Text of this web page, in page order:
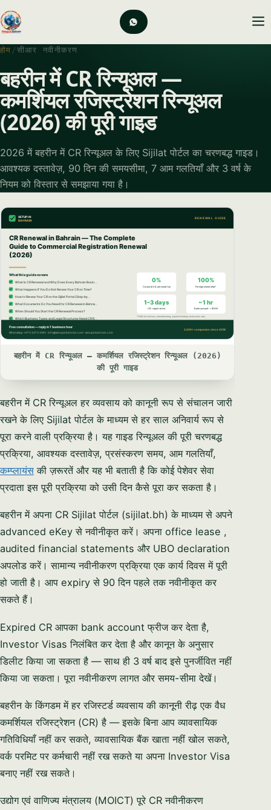
होम /सीआर नवीनीकरण
बहरीन में CR रिन्यूअल —
कमर्शियल रजिस्ट्रेशन रिन्यूअल
(2026) की पूरी गाइड
2026 में बहरीन में CR रिन्यूअल के लिए Sijilat पोर्टल का चरणबद्ध गाइड।
आवश्यक दस्तावेज़, 90 दिन की समयसीमा, 7 आम गलतियाँ और 3 वर्ष के
नियम को विस्तार से समझाया गया है।
बहरीन में CR रिन्यूअल — कमर्शियल रजिस्ट्रेशन रिन्यूअल (2026)
की पूरी गाइड
बहरीन में CR रिन्यूअल हर व्यवसाय को कानूनी रूप से संचालन जारी
रखने के लिए Sijilat पोर्टल के माध्यम से हर साल अनिवार्य रूप से
पूरा करने वाली प्रक्रिया है। यह गाइड रिन्यूअल की पूरी चरणबद्ध
प्रक्रिया, आवश्यक दस्तावेज़, प्रसंस्करण समय, आम गलतियाँ,
कम्प्लायंस की ज़रूरतें और यह भी बताती है कि कोई पेशेवर सेवा
प्रदाता इस पूरी प्रक्रिया को उसी दिन कैसे पूरा कर सकता है।
बहरीन में अपना CR Sijilat पोर्टल (sijilat.bh) के माध्यम से अपने
advanced eKey से नवीनीकृत करें। अपना office lease ,
audited financial statements और UBO declaration
अपलोड करें। सामान्य नवीनीकरण प्रक्रिया एक कार्य दिवस में पूरी
हो जाती है। आप expiry से 90 दिन पहले तक नवीनीकृत कर
सकते हैं।
Expired CR आपका bank account फ्रीज कर देता है,
Investor Visas निलंबित कर देता है और कानून के अनुसार
डिलीट किया जा सकता है — साथ ही 3 वर्ष बाद इसे पुनर्जीवित नहीं
किया जा सकता। पूरा नवीनीकरण लागत और समय-सीमा देखें।
बहरीन के किंगडम में हर रजिस्टर्ड व्यवसाय की कानूनी रीढ़ एक वैध
कमर्शियल रजिस्ट्रेशन (CR) है — इसके बिना आप व्यावसायिक
गतिविधियाँ नहीं कर सकते, व्यावसायिक बैंक खाता नहीं खोल सकते,
वर्क परमिट पर कर्मचारी नहीं रख सकते या अपना Investor Visa
बनाए नहीं रख सकते।
उद्योग एवं वाणिज्य मंत्रालय (MOICT) पूरे CR नवीनीकरण